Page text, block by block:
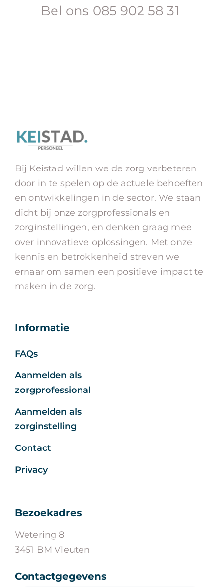
Bel ons 085 902 58 31
Bij Keistad willen we de zorg verbeteren
door in te spelen op de actuele behoeften
en ontwikkelingen in de sector. We staan
dicht bij onze zorgprofessionals en
zorginstellingen, en denken graag mee
over innovatieve oplossingen. Met onze
kennis en betrokkenheid streven we
ernaar om samen een positieve impact te
maken in de zorg.
Informatie
FAQs
Aanmelden als
zorgprofessional
Aanmelden als
zorginstelling
Contact
Privacy
Bezoekadres
Wetering 8
3451 BM Vleuten
Contactgegevens